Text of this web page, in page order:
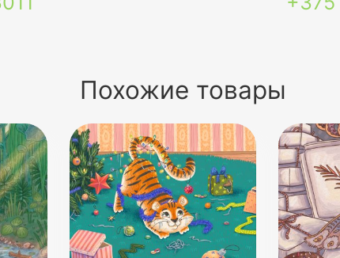
Похожие товары